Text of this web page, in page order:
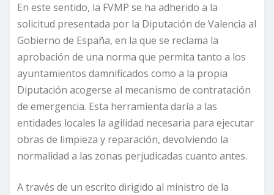
En este sentido, la FVMP se ha adherido a la
solicitud presentada por la Diputación de Valencia al
Gobierno de España, en la que se reclama la
aprobación de una norma que permita tanto a los
ayuntamientos damnificados como a la propia
Diputación acogerse al mecanismo de contratación
de emergencia. Esta herramienta daría a las
entidades locales la agilidad necesaria para ejecutar
obras de limpieza y reparación, devolviendo la
normalidad a las zonas perjudicadas cuanto antes.
A través de un escrito dirigido al ministro de la